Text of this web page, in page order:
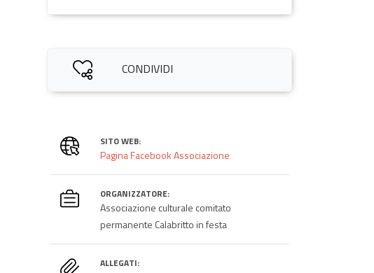
CONDIVIDI
SITO WEB:
Pagina Facebook Associazione
ORGANIZZATORE:
Associazione culturale comitato
permanente Calabritto in festa
ALLEGATI: